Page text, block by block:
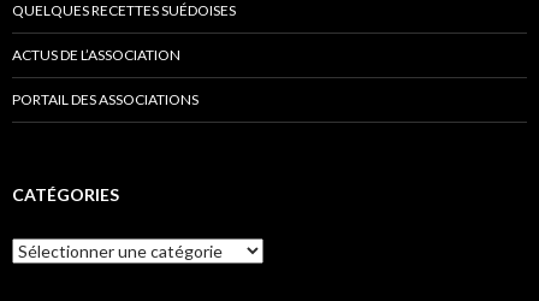
QUELQUES RECETTES SUÉDOISES
ACTUS DE L’ASSOCIATION
PORTAIL DES ASSOCIATIONS
CATÉGORIES
C